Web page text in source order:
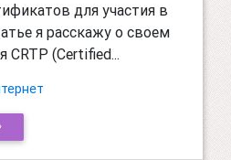
для участия в
я расскажу о своем
СRTP (Certified...